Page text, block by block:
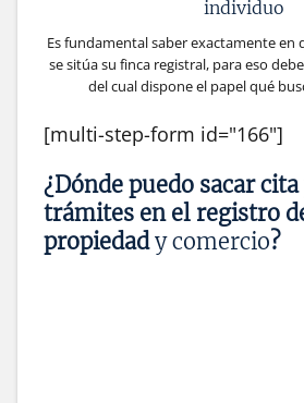
individuo
Es fundamental saber exactamente en
se sitúa su finca registral, para eso
del cual dispone el papel qué
[multi-step-form id="166"]
¿Dónde puedo sacar
trámites en el registro
propiedady comercio?